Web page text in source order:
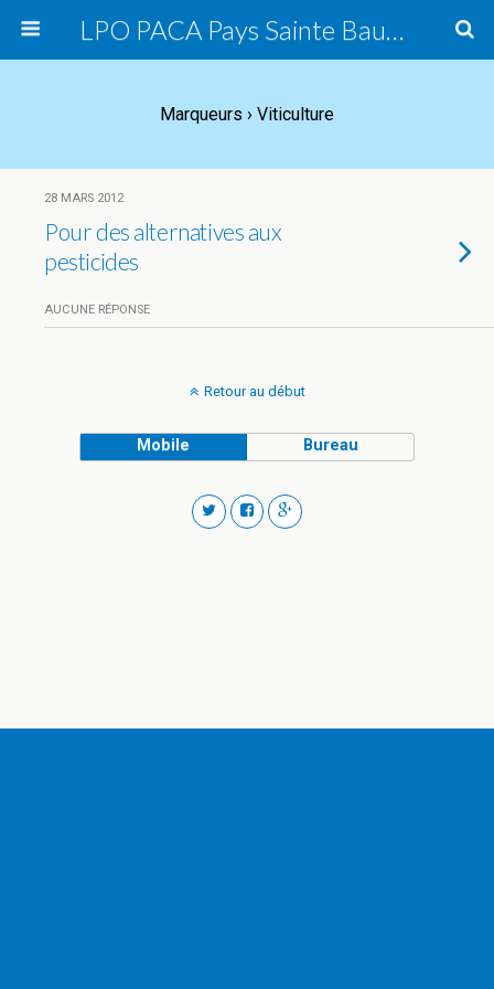
LPO PACA Pays Sainte Baume, groupe local
Marqueurs › Viticulture
28 MARS 2012
Pour des alternatives aux
pesticides
AUCUNE RÉPONSE
Retour au début
Mobile Bureau